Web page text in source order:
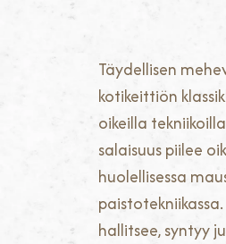
Täydellisen
kotikeittiön
oikeilla
salaisuus piilee
huolellisessa
hallitsee, syntyy